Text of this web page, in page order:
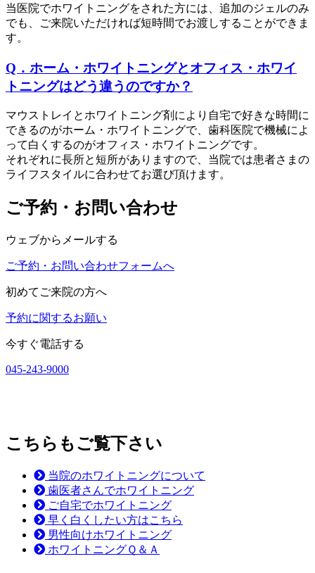
当医院でホワイトニングをされた方には、追加のジェルのみ
でも、ご来院いただければ短時間でお渡しすることができま
す。
Q．ホーム・ホワイトニングとオフィス・ホワイ
トニングはどう違うのですか？
マウストレイとホワイトニング剤により自宅で好きな時間に
できるのがホーム・ホワイトニングで、歯科医院で機械によ
って白くするのがオフィス・ホワイトニングです。
それぞれに長所と短所がありますので、当院では患者さまの
ライフスタイルに合わせてお選び頂けます。
ご予約・お問い合わせ
ウェブからメールする
ご予約・お問い合わせフォームへ
初めてご来院の方へ
予約に関するお願い
今すぐ電話する
045-243-9000
こちらもご覧下さい
当院のホワイトニングについて
歯医者さんでホワイトニング
ご自宅でホワイトニング
早く白くしたい方はこちら
男性向けホワイトニング
ホワイトニングＱ＆Ａ